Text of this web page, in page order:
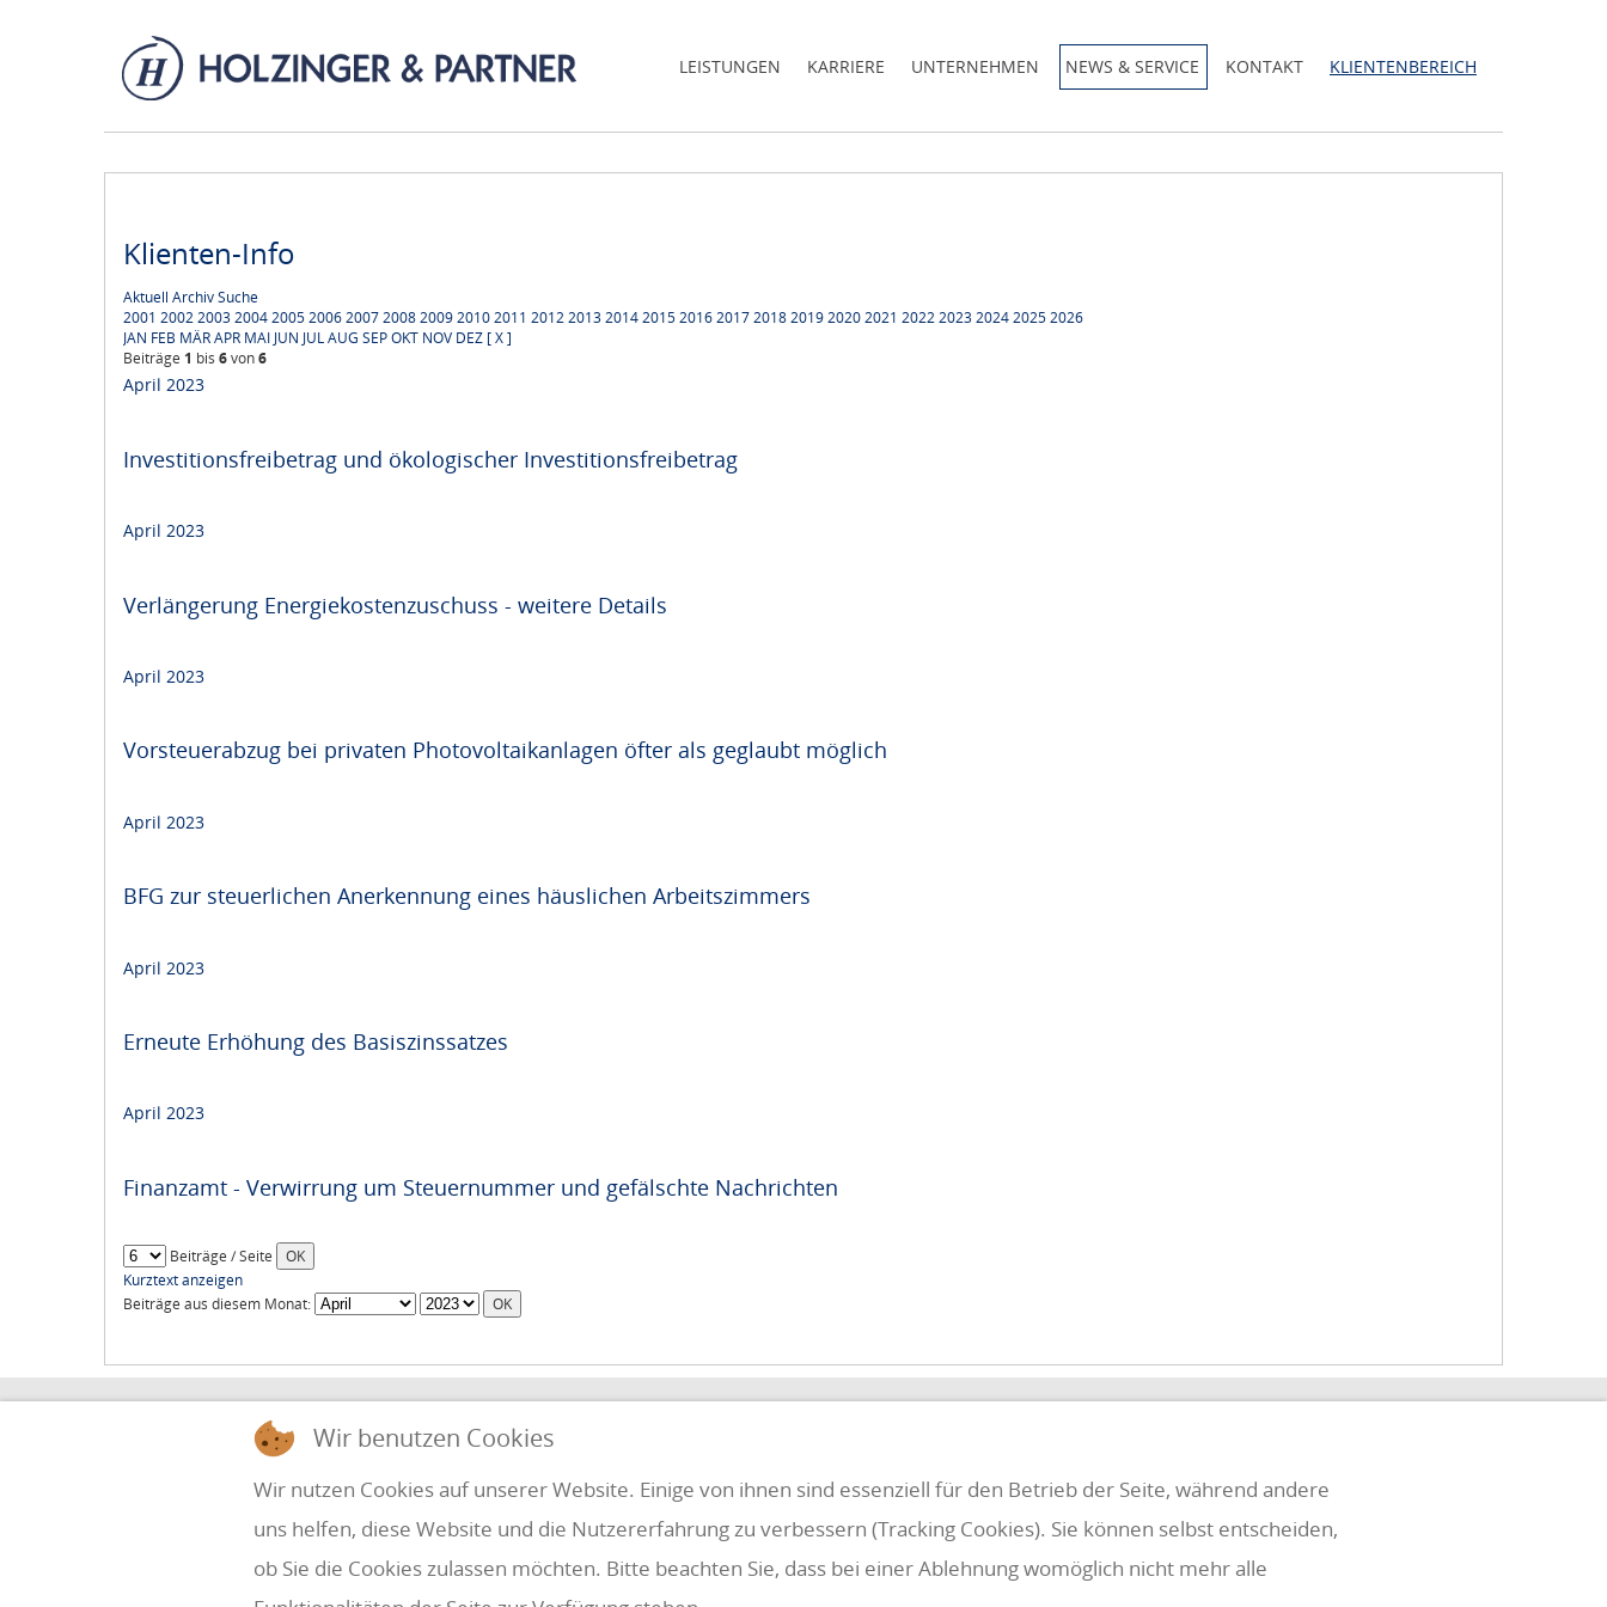
LEISTUNGEN KARRIERE UNTERNEHMEN NEWS & SERVICE KONTAKT KLIENTENBEREICH
Klienten-Info
Aktuell ArchivSuche
2001 2002200320042005200620072008200920102011 2012201320142015201620172018201920202021 20222023202420252026
JAN FEB MÄRAPR MAI JUN JULAUG SEPOKT NOV DEZ [ X ]
Beiträge 1 bis 6von6
April 2023
Investitionsfreibetrag und ökologischer Investitionsfreibetrag
April 2023
Verlängerung Energiekostenzuschuss - weitere Details
April 2023
Vorsteuerabzug bei privaten Photovoltaikanlagen öfter als geglaubt möglich
April 2023
BFG zur steuerlichen Anerkennung eines häuslichen Arbeitszimmers
April 2023
Erneute Erhöhung des Basiszinssatzes
April 2023
Finanzamt - Verwirrung um Steuernummer und gefälschte Nachrichten
Beiträge / Seite
Kurztext anzeigen
Beiträge aus diesem Monat:
HOLZINGER & PARTNER
STEUERBERATUNG UND WIRTSCHAFTSPRÜFUNG
office@holzinger.at
Fax: +43 7272 39 79 - 9
Klientenbereich
Disclaimer
Wir benutzen Cookies
Wir nutzen Cookies auf unserer Website. Einige von ihnen sind essenziell für den Betrieb der Seite, während andere
uns helfen, diese Website und die Nutzererfahrung zu verbessern (Tracking Cookies). Sie können selbst entscheiden,
ob Sie die Cookies zulassen möchten. Bitte beachten Sie, dass bei einer Ablehnung womöglich nicht mehr alle